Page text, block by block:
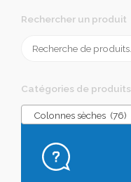
Rechercher un produit
pour :
Catégories de produits
Colonnes sèches (76)